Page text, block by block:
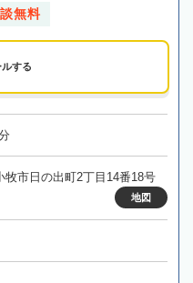
無料
ルする
牧市日の出町2丁目14番18号
地図